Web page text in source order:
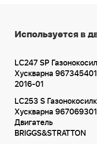
Используется в
LC247 SP
Хускварна 967345401
2016-01
LC253 S
Хускварна 967069301
Двигатель
BRIGGS&STRATTON